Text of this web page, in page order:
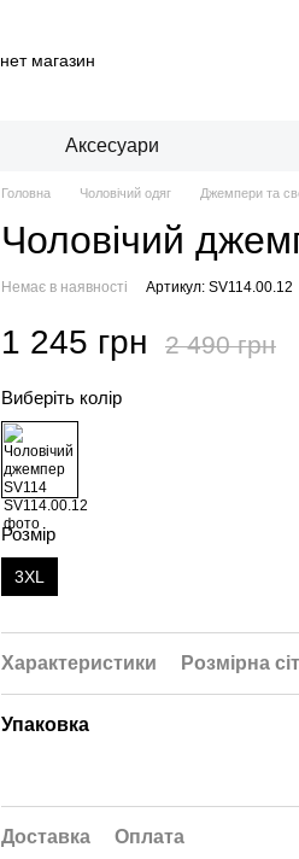
Аксесуари
Головна Чоловічий одяг Джемпери та
Чоловічий
Немає в наявності Артикул: SV114.00.12
1 245 грн 2 490 грн
Виберіть колір
Розмір
3XL
Характеристики Розмірна
Упаковка
Доставка Оплата